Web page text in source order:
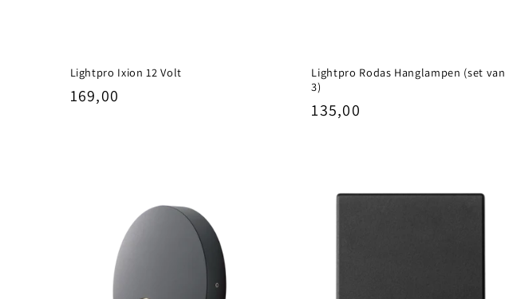
Lightpro Ixion 12 Volt
Normale
169,00
Lightpro Rodas Hanglampen (set van
3)
Normale
135,00